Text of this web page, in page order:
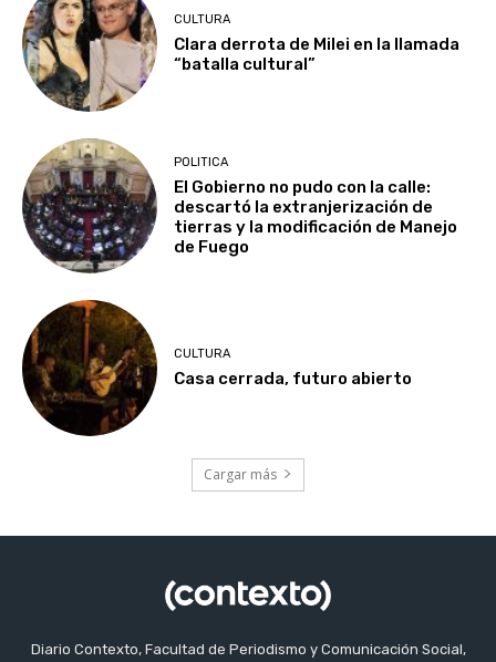
CULTURA
Clara derrota de Milei en la llamada
“batalla cultural”
POLITICA
El Gobierno no pudo con la calle:
descartó la extranjerización de
tierras y la modificación de Manejo
de Fuego
CULTURA
Casa cerrada, futuro abierto
Cargar más
Diario Contexto, Facultad de Periodismo y Comunicación Social,